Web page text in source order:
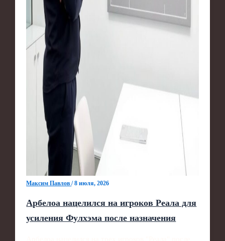
Максим Павлов/8 июля, 2026
Арбелоа нацелился на игроков Реала для
усиления Фулхэма после назначения